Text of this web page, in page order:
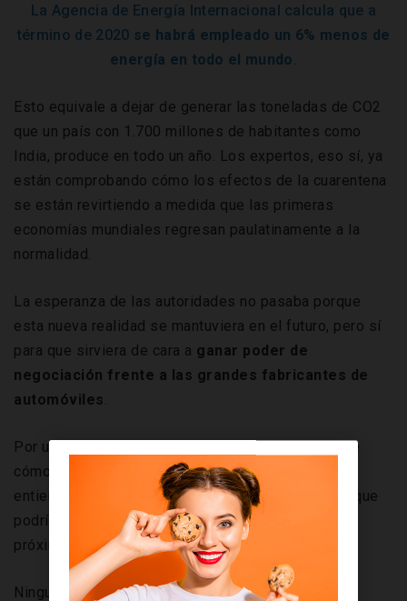
La Agencia de Energía Internacional calcula que a
término de 2020 se habrá empleado un 6% menos de
energía en todo el mundo.
Esto equivale a dejar de generar las toneladas de CO2
que un país con 1.700 millones de habitantes como
India, produce en todo un año. Los expertos, eso sí, ya
están comprobando cómo los efectos de la cuarentena
se están revirtiendo a medida que las primeras
economías mundiales regresan paulatinamente a la
normalidad.
La esperanza de las autoridades no pasaba porque
esta nueva realidad se mantuviera en el futuro, pero sí
para que sirviera de cara a ganar poder de
negociación frente a las grandes fabricantes de
automóviles.
Por un lado, porque las marcas son conscientes de
cómo está evolucionando la opinión pública, y
entienden
las repercusiones a nivel de imagen
que
podrían tener las decisiones incorrectas de los
próximos años.
Ninguna quiere vivir las consecuencias legales y